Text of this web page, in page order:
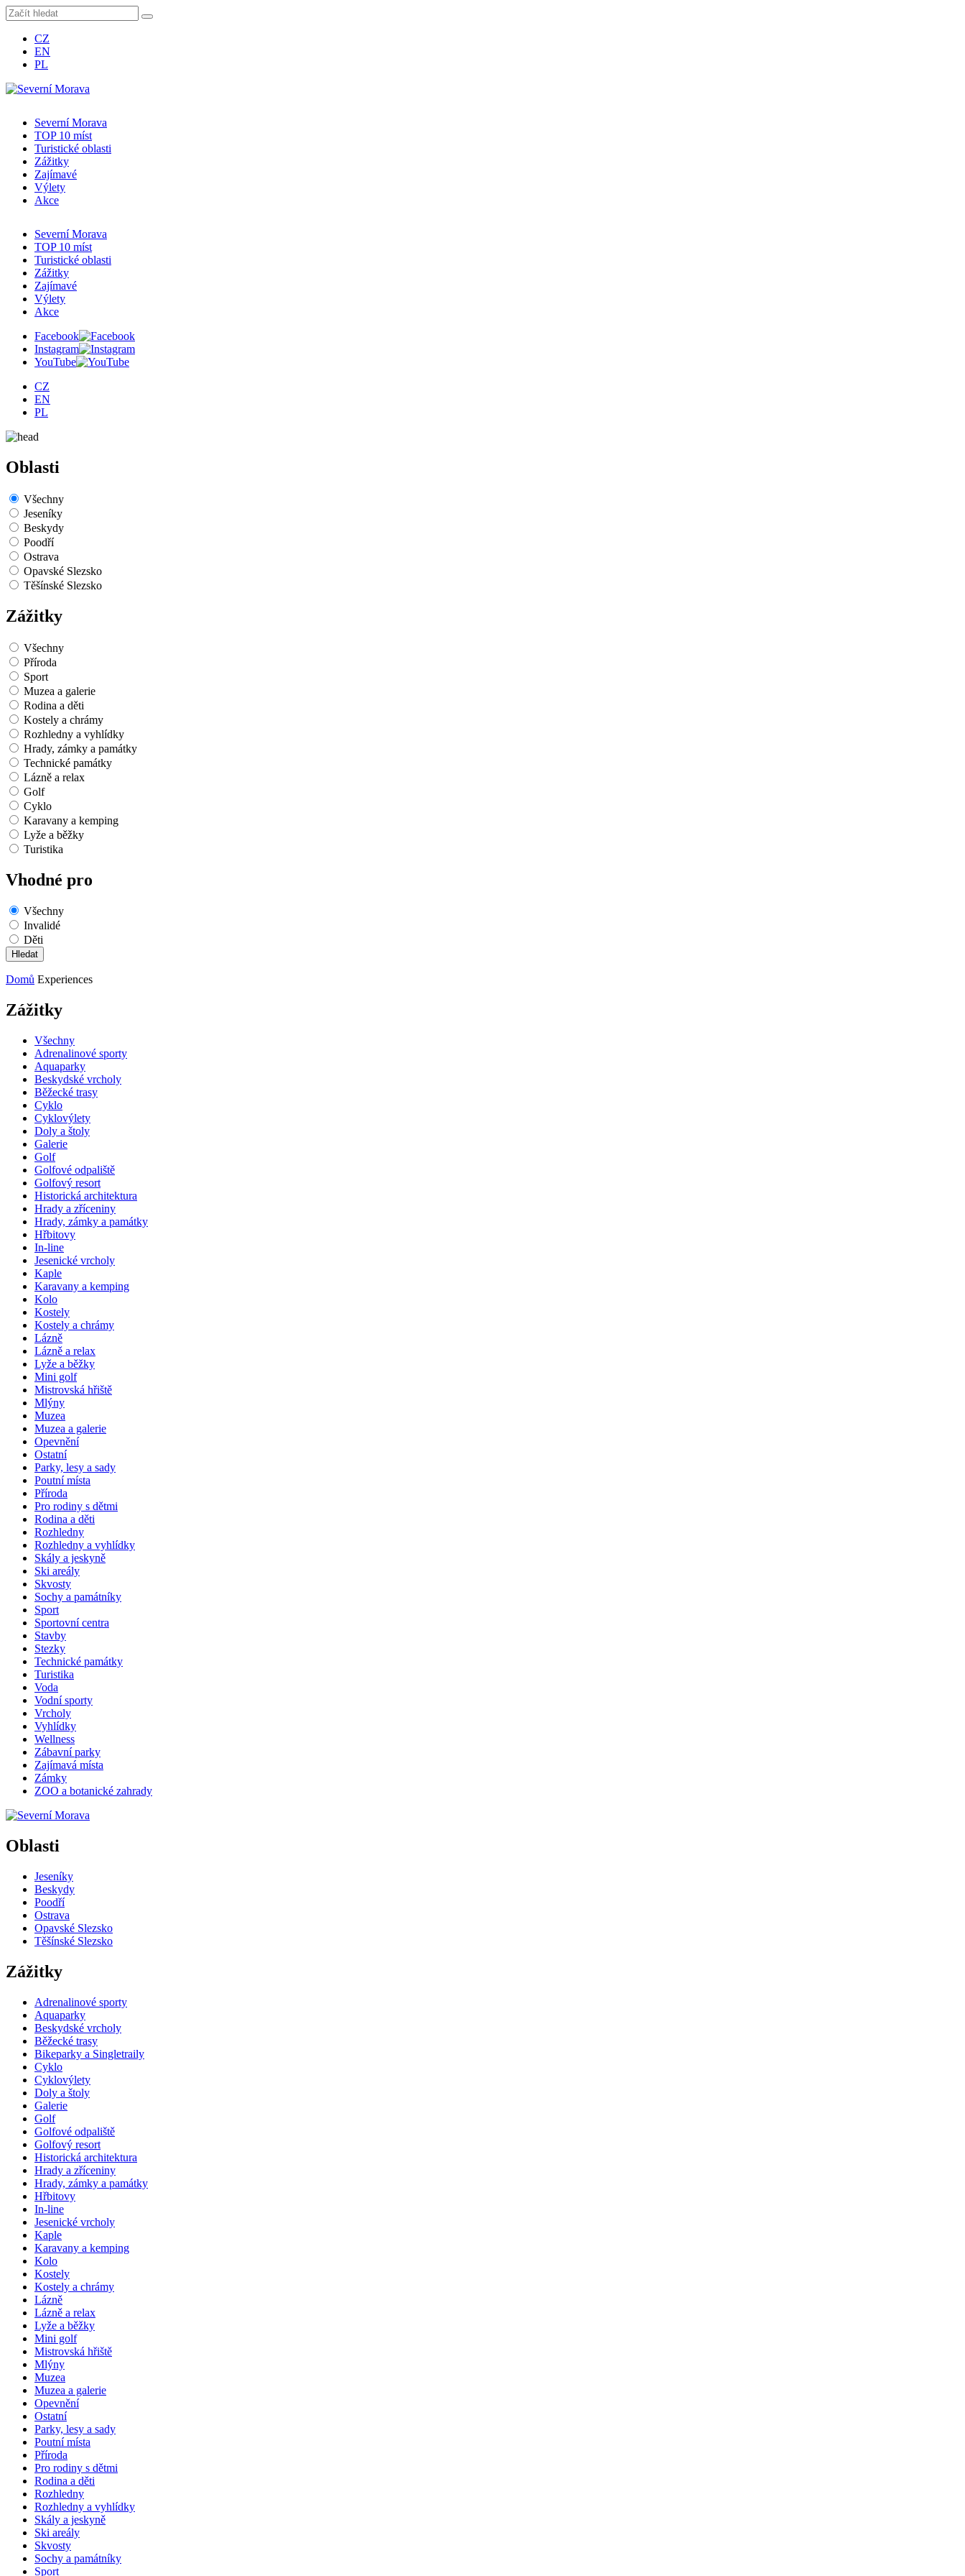
CZ
EN
PL
Severní Morava
TOP 10 míst
Turistické oblasti
Zážitky
Zajímavé
Výlety
Akce
Severní Morava
TOP 10 míst
Turistické oblasti
Zážitky
Zajímavé
Výlety
Akce
Facebook
Instagram
YouTube
CZ
EN
PL
Oblasti
Všechny
Jeseníky
Beskydy
Poodří
Ostrava
Opavské Slezsko
Těšínské Slezsko
Zážitky
Všechny
Příroda
Sport
Muzea a galerie
Rodina a děti
Kostely a chrámy
Rozhledny a vyhlídky
Hrady, zámky a památky
Technické památky
Lázně a relax
Golf
Cyklo
Karavany a kemping
Lyže a běžky
Turistika
Vhodné pro
Všechny
Invalidé
Děti
Domů Experiences
Zážitky
Všechny
Adrenalinové sporty
Aquaparky
Beskydské vrcholy
Běžecké trasy
Cyklo
Cyklovýlety
Doly a štoly
Galerie
Golf
Golfové odpaliště
Golfový resort
Historická architektura
Hrady a zříceniny
Hrady, zámky a památky
Hřbitovy
In-line
Jesenické vrcholy
Kaple
Karavany a kemping
Kolo
Kostely
Kostely a chrámy
Lázně
Lázně a relax
Lyže a běžky
Mini golf
Mistrovská hřiště
Mlýny
Muzea
Muzea a galerie
Opevnění
Ostatní
Parky, lesy a sady
Poutní místa
Příroda
Pro rodiny s dětmi
Rodina a děti
Rozhledny
Rozhledny a vyhlídky
Skály a jeskyně
Ski areály
Skvosty
Sochy a památníky
Sport
Sportovní centra
Stavby
Stezky
Technické památky
Turistika
Voda
Vodní sporty
Vrcholy
Vyhlídky
Wellness
Zábavní parky
Zajímavá místa
Zámky
ZOO a botanické zahrady
Oblasti
Jeseníky
Beskydy
Poodří
Ostrava
Opavské Slezsko
Těšínské Slezsko
Zážitky
Adrenalinové sporty
Aquaparky
Beskydské vrcholy
Běžecké trasy
Bikeparky a Singletraily
Cyklo
Cyklovýlety
Doly a štoly
Galerie
Golf
Golfové odpaliště
Golfový resort
Historická architektura
Hrady a zříceniny
Hrady, zámky a památky
Hřbitovy
In-line
Jesenické vrcholy
Kaple
Karavany a kemping
Kolo
Kostely
Kostely a chrámy
Lázně
Lázně a relax
Lyže a běžky
Mini golf
Mistrovská hřiště
Mlýny
Muzea
Muzea a galerie
Opevnění
Ostatní
Parky, lesy a sady
Poutní místa
Příroda
Pro rodiny s dětmi
Rodina a děti
Rozhledny
Rozhledny a vyhlídky
Skály a jeskyně
Ski areály
Skvosty
Sochy a památníky
Sport